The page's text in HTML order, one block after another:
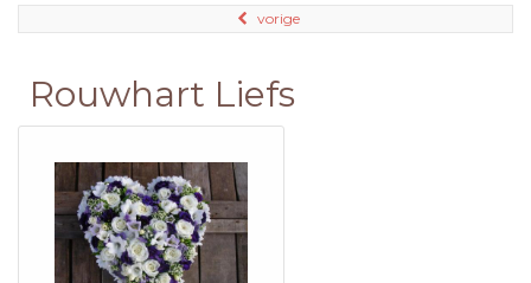
vorige
Rouwhart Liefs